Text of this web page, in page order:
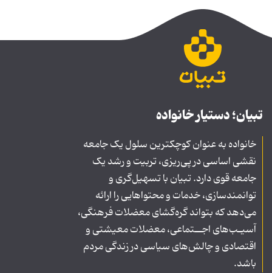
تبیان؛ دستیار خانواده
خانواده به عنوان کوچکترین سلول یک جامعه
نقشی اساسی در پی‌ریزی، تربیت و رشد یک
جامعه قوی دارد. تبیان با تسهیل‌گری و
توانمندسازی، خدمات و محتواهایی را ارائه
می‌دهد که بتواند گره‌گشای معضلات فرهنگی،
آسیـب‌های اجــتماعی، معضلات معیشتی و
اقتصادی و چالش‌های سیاسی در زندگی مردم
باشد.